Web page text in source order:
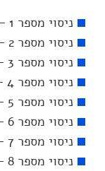
ניסוי מספר 1 – ניסוי בקבוק I
ניסוי מספר 2 – ניסוי בקבוק II
ניסוי מספר 3 – "אבקות לבנות"
ניסוי מספר 4 – חומרים בשקית
ניסוי מספר 5 – חימום חומרים
ניסוי מספר 6 – משקעים
ניסוי מספר 7 – הצימוקים
ניסוי מספר 8 – הברזל בזבל I